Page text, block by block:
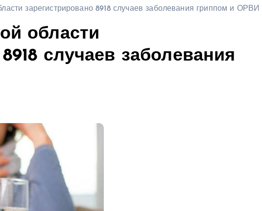
зарегистрировано 8918 случаев заболевания гриппом и ОРВИ
области
случаев заболевания